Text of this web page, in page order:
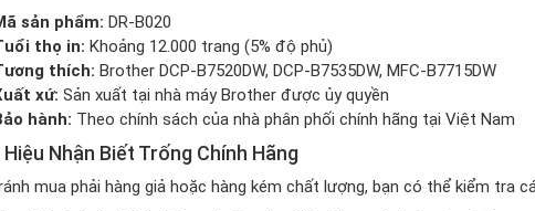
sản phẩm: DR-B020
thọ in: Khoảng 12.000 trang (5% độ phủ)
thích: Brother DCP-B7520DW, DCP-B7535DW, MFC-B7715DW
xứ: Sản xuất tại nhà máy Brother được ủy quyền
hành: Theo chính sách của nhà phân phối chính hãng tại Việt Nam
Hiệu Nhận Biết Trống Chính Hãng
mua phải hàng giả hoặc hàng kém chất lượng, bạn có thể kiểm tra